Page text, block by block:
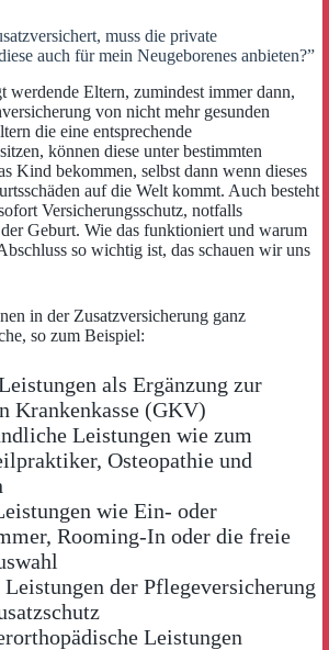
muss die private
auch für mein Neugeborenes anbieten?”
werdende Eltern, zumindest immer dann,
von nicht mehr gesunden
die eine entsprechende
können diese unter bestimmten
Kind bekommen, selbst dann wenn dieses
auf die Welt kommt. Auch besteht
Versicherungsschutz, notfalls
Geburt. Wie das funktioniert und warum
so wichtig ist, das schauen wir uns
in der Zusatzversicherung ganz
so zum Beispiel:
als Ergänzung zur
Krankenkasse (GKV)
Leistungen wie zum
Osteopathie und
wie Ein- oder
Rooming-In oder die freie
Leistungen der Pflegeversicherung
Leistungen